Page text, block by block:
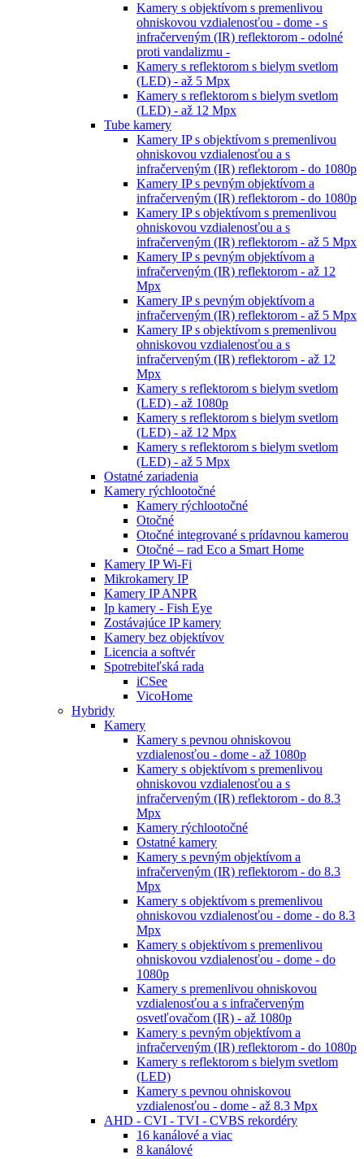
Kamery s objektívom s premenlivou
ohniskovou vzdialenosťou - dome - s
infračerveným (IR) reflektorom - odolné
proti vandalizmu -
Kamery s reflektorom s bielym svetlom
(LED) - až 5 Mpx
Kamery s reflektorom s bielym svetlom
(LED) - až 12 Mpx
Tube kamery
Kamery IP s objektívom s premenlivou
ohniskovou vzdialenosťou a s
infračerveným (IR) reflektorom - do 1080p
Kamery IP s pevným objektívom a
infračerveným (IR) reflektorom - do 1080p
Kamery IP s objektívom s premenlivou
ohniskovou vzdialenosťou a s
infračerveným (IR) reflektorom - až 5 Mpx
Kamery IP s pevným objektívom a
infračerveným (IR) reflektorom - až 12
Mpx
Kamery IP s pevným objektívom a
infračerveným (IR) reflektorom - až 5 Mpx
Kamery IP s objektívom s premenlivou
ohniskovou vzdialenosťou a s
infračerveným (IR) reflektorom - až 12
Mpx
Kamery s reflektorom s bielym svetlom
(LED) - až 1080p
Kamery s reflektorom s bielym svetlom
(LED) - až 12 Mpx
Kamery s reflektorom s bielym svetlom
(LED) - až 5 Mpx
Ostatné zariadenia
Kamery rýchlootočné
Kamery rýchlootočné
Otočné
Otočné integrované s prídavnou kamerou
Otočné – rad Eco a Smart Home
Kamery IP Wi-Fi
Mikrokamery IP
Kamery IP ANPR
Ip kamery - Fish Eye
Zostávajúce IP kamery
Kamery bez objektívov
Licencia a softvér
Spotrebiteľská rada
iCSee
VicoHome
Hybridy
Kamery
Kamery s pevnou ohniskovou
vzdialenosťou - dome - až 1080p
Kamery s objektívom s premenlivou
ohniskovou vzdialenosťou a s
infračerveným (IR) reflektorom - do 8.3
Mpx
Kamery rýchlootočné
Ostatné kamery
Kamery s pevným objektívom a
infračerveným (IR) reflektorom - do 8.3
Mpx
Kamery s objektívom s premenlivou
ohniskovou vzdialenosťou - dome - do 8.3
Mpx
Kamery s objektívom s premenlivou
ohniskovou vzdialenosťou - dome - do
1080p
Kamery s premenlivou ohniskovou
vzdialenosťou a s infračerveným
osvetľovačom (IR) - až 1080p
Kamery s pevným objektívom a
infračerveným (IR) reflektorom - do 1080p
Kamery s reflektorom s bielym svetlom
(LED)
Kamery s pevnou ohniskovou
vzdialenosťou - dome - až 8.3 Mpx
AHD - CVI - TVI - CVBS rekordéry
16 kanálové a viac
8 kanálové